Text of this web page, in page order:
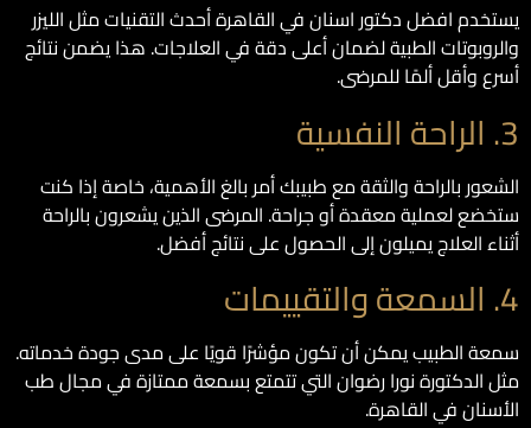
يستخدم افضل دكتور اسنان في القاهرة أحدث التقنيات مثل الليزر
والروبوتات الطبية لضمان أعلى دقة في العلاجات. هذا يضمن نتائج
أسرع وأقل ألمًا للمرضى.
3. الراحة النفسية
الشعور بالراحة والثقة مع طبيبك أمر بالغ الأهمية، خاصة إذا كنت
ستخضع لعملية معقدة أو جراحة. المرضى الذين يشعرون بالراحة
أثناء العلاج يميلون إلى الحصول على نتائج أفضل.
4. السمعة والتقييمات
سمعة الطبيب يمكن أن تكون مؤشرًا قويًا على مدى جودة خدماته.
مثل الدكتورة نورا رضوان التي تتمتع بسمعة ممتازة في مجال طب
الأسنان في القاهرة.